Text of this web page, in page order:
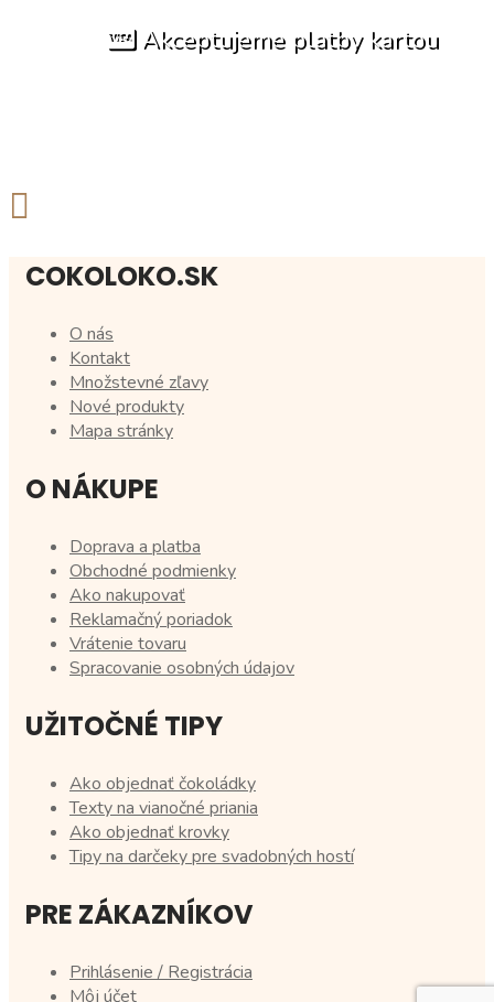
Akceptujeme platby kartou
COKOLOKO.SK
O nás
Kontakt
Množstevné zľavy
Nové produkty
Mapa stránky
O NÁKUPE
Doprava a platba
Obchodné podmienky
Ako nakupovať
Reklamačný poriadok
Vrátenie tovaru
Spracovanie osobných údajov
UŽITOČNÉ TIPY
Ako objednať čokoládky
Texty na vianočné priania
Ako objednať krovky
Tipy na darčeky pre svadobných hostí
PRE ZÁKAZNÍKOV
Prihlásenie / Registrácia
Môj účet